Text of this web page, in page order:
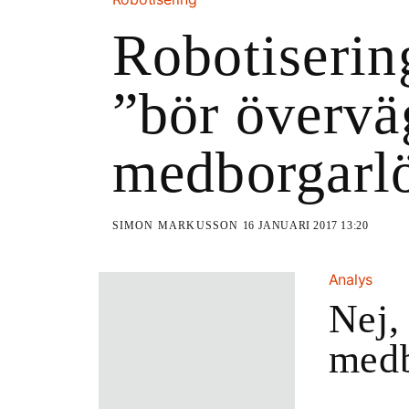
”bör
SIMON MARKUSSON 16 JANUARI 2017 13:20
Analys